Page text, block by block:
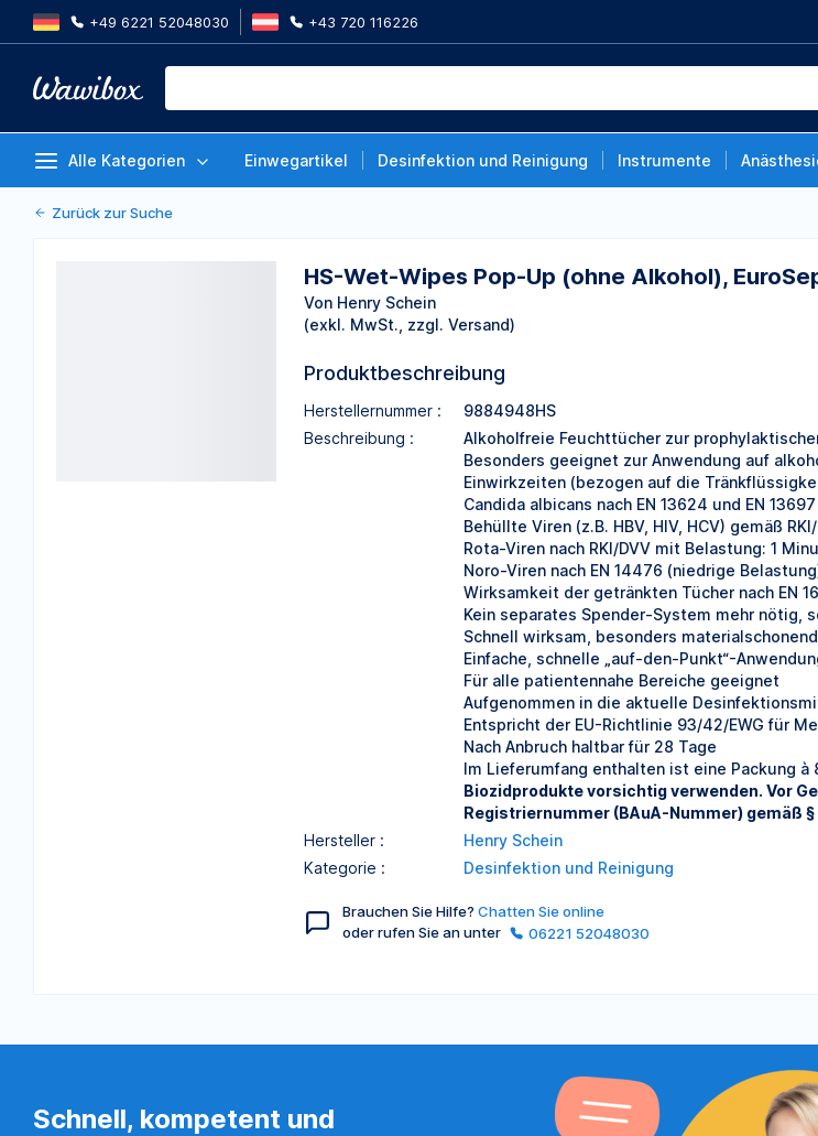
+49 6221 52048030 +43 720 116226
Alle Kategorien Einwegartikel Desinfektion und Reinigung Instrumente
HS-Wet-Wipes Pop-Up (ohne Alkohol), EuroSeptXtra,
Zurück zur Suche
HS-Wet-Wipes Pop-Up (ohne Alkohol),
Von Henry Schein
(exkl. MwSt., zzgl. Versand)
Produktbeschreibung
Herstellernummer :
9884948HS
Beschreibung :
Alkoholfreie Feuchttücher zur
Besonders geeignet zur Anwendung auf
Einwirkzeiten (bezogen auf die
Candida albicans nach EN 13624 und EN
Behüllte Viren (z.B. HBV, HIV, HCV) gemäß
Rota-Viren nach RKI/DVV mit Belastung: 1
Noro-Viren nach EN 14476 (niedrige
Wirksamkeit der getränkten Tücher nach EN
Kein separates Spender-System mehr nötig,
Schnell wirksam, besonders
Einfache, schnelle „auf-den-Punkt“-
Für alle patientennahe Bereiche geeignet
Aufgenommen in die aktuelle
Entspricht der EU-Richtlinie 93/42/EWG für
Nach Anbruch haltbar für 28 Tage
Im Lieferumfang enthalten ist eine Packung à
Biozidprodukte vorsichtig verwenden. Vor
Registriernummer (BAuA-Nummer) gemäß
Hersteller :
Henry Schein
Kategorie :
Desinfektion und Reinigung
Brauchen Sie Hilfe? Chatten Sie online
oder rufen Sie an unter
06221 52048030
Schnell, kompetent und